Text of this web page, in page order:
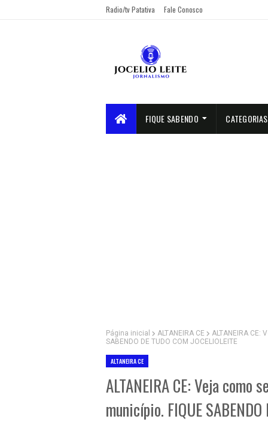
Radio/tv Patativa Fale Conosco
FIQUE SABENDO CATEGORIAS
Página inicial ALTANEIRA CE
ALTANEIRA
SABENDO DE TUDO COM JOCELIOLEITE
ALTANEIRA CE
ALTANEIRA CE: Veja
município. FIQUE SABENDO